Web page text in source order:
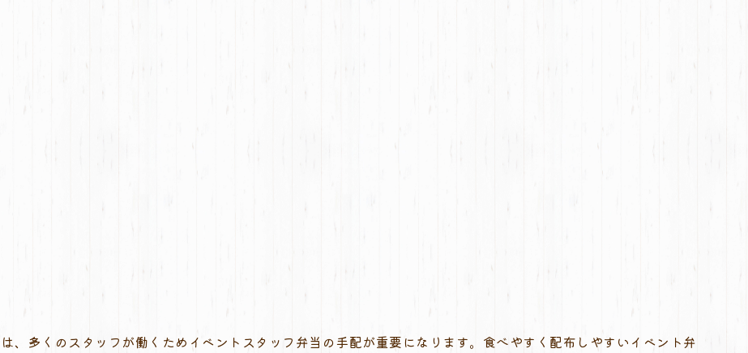
、多くのスタッフが働くためイベントスタッフ弁当の手配が重要になります。食べやすく配布しやすいイベント弁